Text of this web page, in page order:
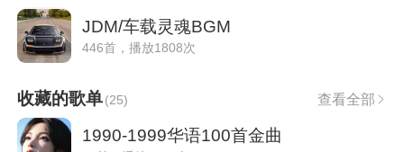
JDM/车载灵魂BGM
446首，播放1808次
收藏的歌单(25) 查看全部
1990-1999华语100首金曲